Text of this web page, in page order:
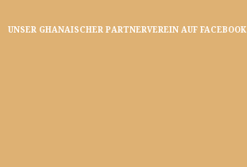
UNSER GHANAISCHER PARTNERVEREIN AUF FACEBOOK